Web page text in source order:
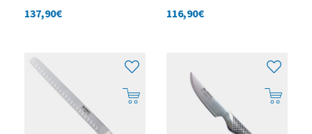
137,90€ 116,90€